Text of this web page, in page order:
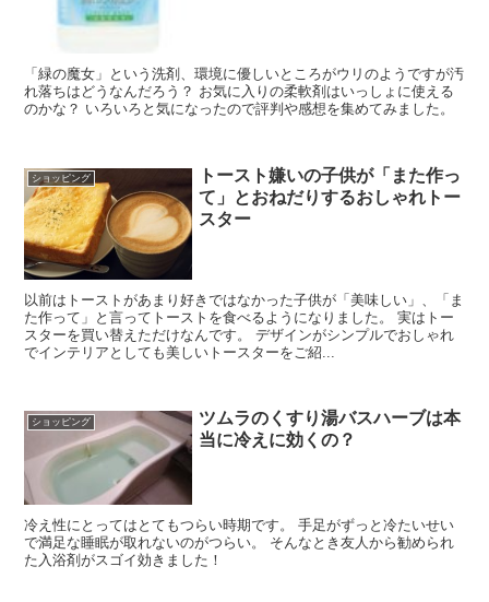
「緑の魔女」という洗剤、環境に優しいところがウリのようですが汚
れ落ちはどうなんだろう？ お気に入りの柔軟剤はいっしょに使える
のかな？ いろいろと気になったので評判や感想を集めてみました。
ショッピング
トースト嫌いの子供が「また作っ
て」とおねだりするおしゃれトー
スター
以前はトーストがあまり好きではなかった子供が「美味しい」、「ま
た作って」と言ってトーストを食べるようになりました。 実はトー
スターを買い替えただけなんです。 デザインがシンプルでおしゃれ
でインテリアとしても美しいトースターをご紹...
ショッピング
ツムラのくすり湯バスハーブは本
当に冷えに効くの？
冷え性にとってはとてもつらい時期です。 手足がずっと冷たいせい
で満足な睡眠が取れないのがつらい。 そんなとき友人から勧められ
た入浴剤がスゴイ効きました！